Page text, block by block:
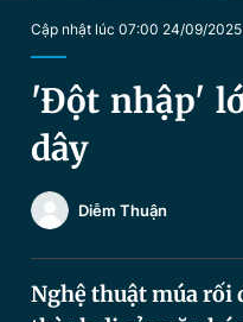
Video
Sản phẩm khác
Tiện ích
Thông tin tòa soạn
Cập nhật lúc 07:00 24/09/
'Đột nhập'
dây
Diễm Thuận
Nghệ thuật múa rối